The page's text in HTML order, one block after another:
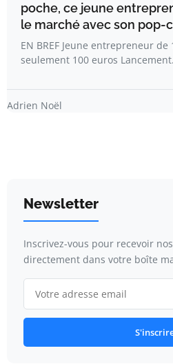
poche, ce jeune
le marché avec son pop-
EN BREF Jeune entrepreneur de
seulement 100 euros
Adrien Noël
Newsletter
Inscrivez-vous pour recevoir
directement dans votre boîte